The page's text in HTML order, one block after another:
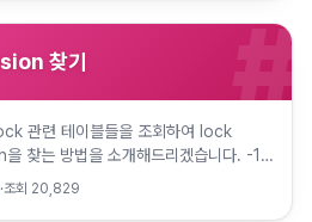
찾기 #
관련 테이블들을 조회하여 lock
찾는 방법을 소개해드리겠습니다. -1.
·조회 20,829